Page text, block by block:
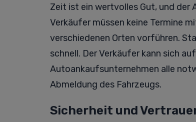
Zeit ist ein wertvolles Gut, und der
Verkäufer müssen keine Termine
verschiedenen Orten vorführen.
schnell. Der Verkäufer kann sich
Autoankaufsunternehmen alle
Abmeldung des Fahrzeugs.
Sicherheit und